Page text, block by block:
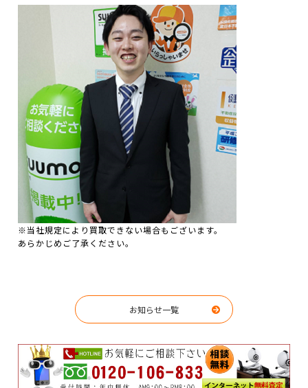
※当社規定により買取できない場合もございます。
あらかじめご了承ください。
お知らせ一覧